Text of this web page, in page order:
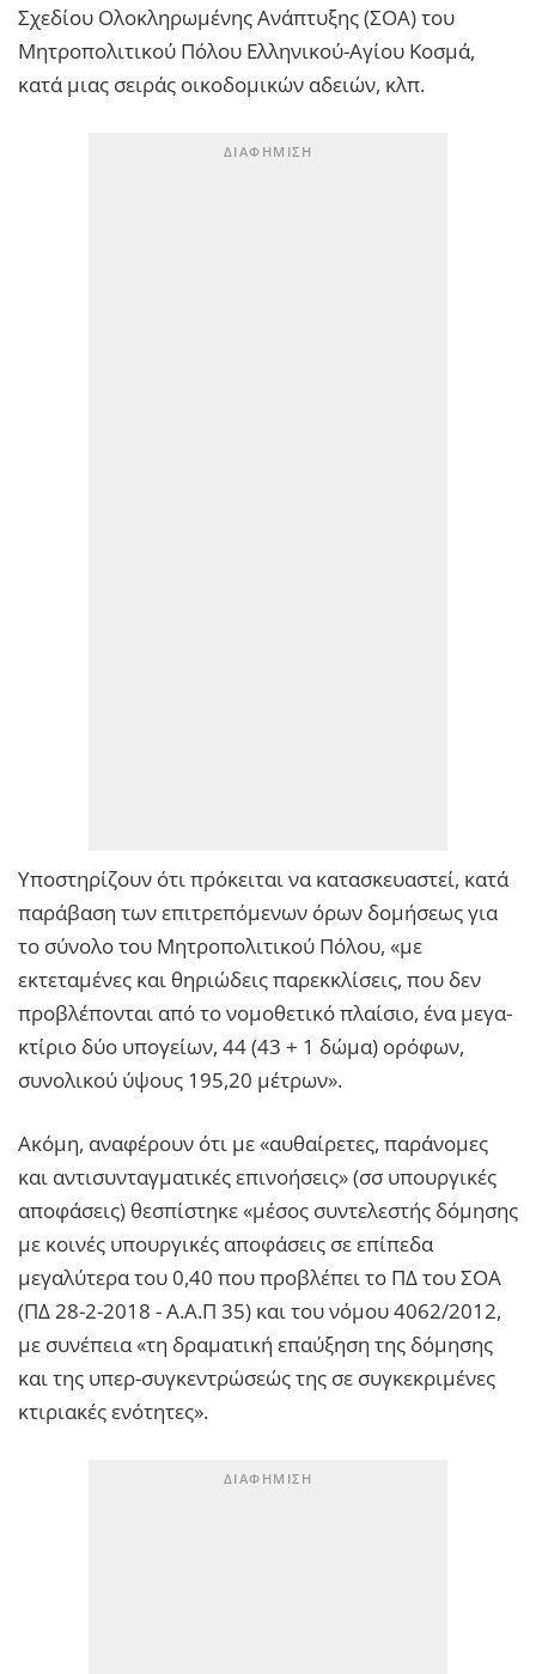
Σχεδίου Ολοκληρωμένης Ανάπτυξης (ΣΟΑ) του
Μητροπολιτικού Πόλου Ελληνικού-Αγίου Κοσμά,
κατά μιας σειράς οικοδομικών αδειών, κλπ.
Υποστηρίζουν ότι πρόκειται να κατασκευαστεί, κατά
παράβαση των επιτρεπόμενων όρων δομήσεως για
το σύνολο του Μητροπολιτικού Πόλου, «με
εκτεταμένες και θηριώδεις παρεκκλίσεις, που δεν
προβλέπονται από το νομοθετικό πλαίσιο, ένα μεγα-
κτίριο δύο υπογείων, 44 (43 + 1 δώμα) ορόφων,
συνολικού ύψους 195,20 μέτρων».
Ακόμη, αναφέρουν ότι με «αυθαίρετες, παράνομες
και αντισυνταγματικές επινοήσεις» (σσ υπουργικές
αποφάσεις) θεσπίστηκε «μέσος συντελεστής δόμησης
με κοινές υπουργικές αποφάσεις σε επίπεδα
μεγαλύτερα του 0,40 που προβλέπει το ΠΔ του ΣΟΑ
(ΠΔ 28-2-2018 - Α.Α.Π 35) και του νόμου 4062/2012,
με συνέπεια «τη δραματική επαύξηση της δόμησης
και της υπερ-συγκεντρώσεώς της σε συγκεκριμένες
κτιριακές ενότητες».